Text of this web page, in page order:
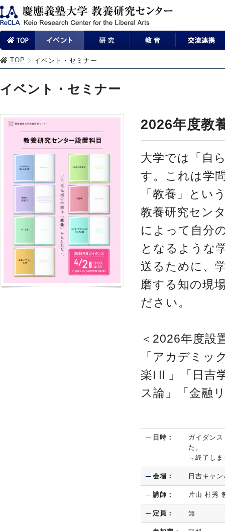
TOP イベント・セミナー
イベント・セミナー
2026年度教
大学では「自
す。これは学
「教養」とい
教養研究セン
によって自分
となるような
送るために、
磨する知の現
ださい。
＜2026年度設
「アカデミッ
楽IⅡ」「日吉
ス論」「金融
日時：
ガイダン
た。 オ
→終了し
会場： 日吉キャ
講師： 片山 杜秀
定員： 無